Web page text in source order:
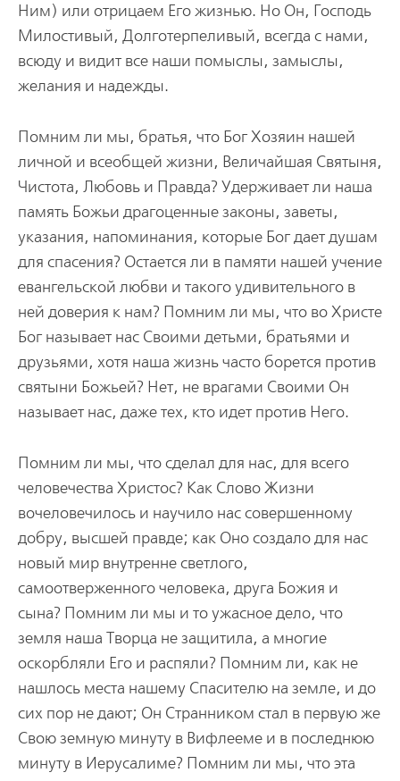
Ним) или отрицаем Его жизнью. Но Он, Господь
Милостивый, Долготерпеливый, всегда с нами,
всюду и видит все наши помыслы, замыслы,
желания и надежды.
Помним ли мы, братья, что Бог Хозяин нашей
личной и всеобщей жизни, Величайшая Святыня,
Чистота, Любовь и Правда? Удерживает ли наша
память Божьи драгоценные законы, заветы,
указания, напоминания, которые Бог дает душам
для спасения? Остается ли в памяти нашей учение
евангельской любви и такого удивительного в
ней доверия к нам? Помним ли мы, что во Христе
Бог называет нас Своими детьми, братьями и
друзьями, хотя наша жизнь часто борется против
святыни Божьей? Нет, не врагами Своими Он
называет нас, даже тех, кто идет против Него.
Помним ли мы, что сделал для нас, для всего
человечества Христос? Как Слово Жизни
вочеловечилось и научило нас совершенному
добру, высшей правде; как Оно создало для нас
новый мир внутренне светлого,
самоотверженного человека, друга Божия и
сына? Помним ли мы и то ужасное дело, что
земля наша Творца не защитила, а многие
оскорбляли Его и распяли? Помним ли, как не
нашлось места нашему Спасителю на земле, и до
сих пор не дают; Он Странником стал в первую же
Свою земную минуту в Вифлееме и в последнюю
минуту в Иерусалиме? Помним ли мы, что эта